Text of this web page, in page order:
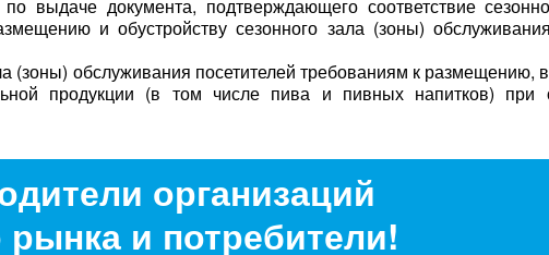
выдаче документа, подтверждающего соответствие
и обустройству сезонного зала (зоны)
(зоны) обслуживания посетителей требованиям к размещению,
продукции (в том числе пива и пивных напитков) при
организаций
рынка и потребители!